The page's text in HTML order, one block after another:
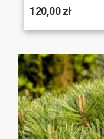
120,00 zł